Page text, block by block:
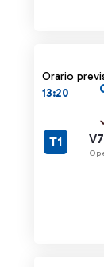
Orario
13:20
T1